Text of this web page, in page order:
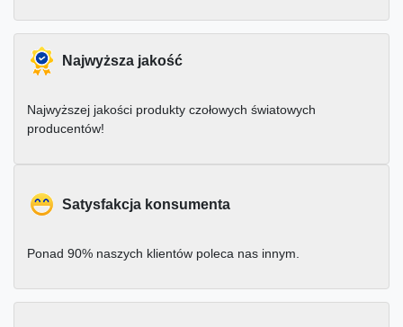
Najwyższa jakość
Najwyższej jakości produkty czołowych światowych
producentów!
Satysfakcja konsumenta
Ponad 90% naszych klientów poleca nas innym.